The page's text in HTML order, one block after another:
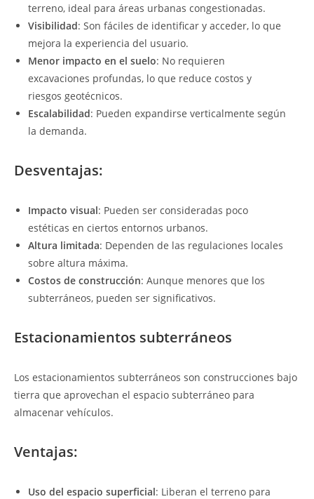
terreno, ideal para áreas urbanas congestionadas.
Visibilidad: Son fáciles de identificar y acceder, lo que
mejora la experiencia del usuario.
Menor impacto en el suelo: No requieren
excavaciones profundas, lo que reduce costos y
riesgos geotécnicos.
Escalabilidad: Pueden expandirse verticalmente según
la demanda.
Desventajas:
Impacto visual: Pueden ser consideradas poco
estéticas en ciertos entornos urbanos.
Altura limitada: Dependen de las regulaciones locales
sobre altura máxima.
Costos de construcción: Aunque menores que los
subterráneos, pueden ser significativos.
Estacionamientos subterráneos
Los estacionamientos subterráneos son construcciones bajo
tierra que aprovechan el espacio subterráneo para
almacenar vehículos.
Ventajas:
Uso del espacio superficial: Liberan el terreno para